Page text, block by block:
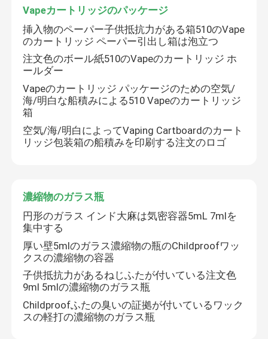
工場旅行
品質管理
お問い合わせ
ニュース
カスタム雑草パック
マイラーウィードパッケージ
ガラス雑草の瓶
プラスチック雑草瓶
Vapeカートリッジのパッケージ
挿入物のペーパー子供抵抗力がある箱510のVape
のカートリッジ ペーパー引出し箱は泡立つ
注文色のボール紙510のVapeのカートリッジ ホ
ールダー
Vapeのカートリッジ パッケージのための空気/
海/明白な船積みによる510 Vapeのカートリッジ
箱
空気/海/明白によってVaping Cartboardのカート
リッジ包装箱の船積みを印刷する注文のロゴ
濃縮物のガラス瓶
円形のガラス インド大麻は気密容器5mL 7mlを
集中する
厚い壁5mlのガラス濃縮物の瓶のChildproofワッ
クスの濃縮物の容器
子供抵抗力があるねじふたが付いている注文色
9ml 5mlの濃縮物のガラス瓶
Childproofふたの臭いの証拠が付いているワック
スの軽打の濃縮物のガラス瓶